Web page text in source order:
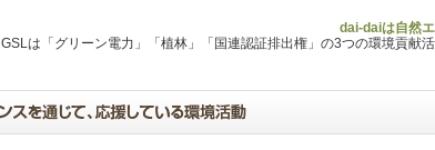
dai-daiは自然
GSLは「グリーン電力」「植林」「国連認証排出権」の3つの環境貢献